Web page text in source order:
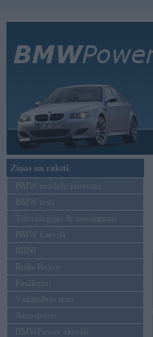
Ziņas un raksti
BMW modeļu jaunumi
BMW testi
Tehnoloģijas & sasniegumi
BMW Latvijā
MINI
Rolls-Royce
Pasākumi
Vadāmības tests
Autosports
BMWPower aktuāli